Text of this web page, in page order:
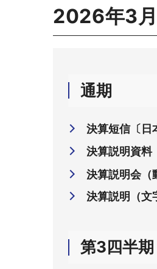
2026年3
通期
決算短信〔日
決算説明資料
決算説明会（
決算説明（文
第3四半期